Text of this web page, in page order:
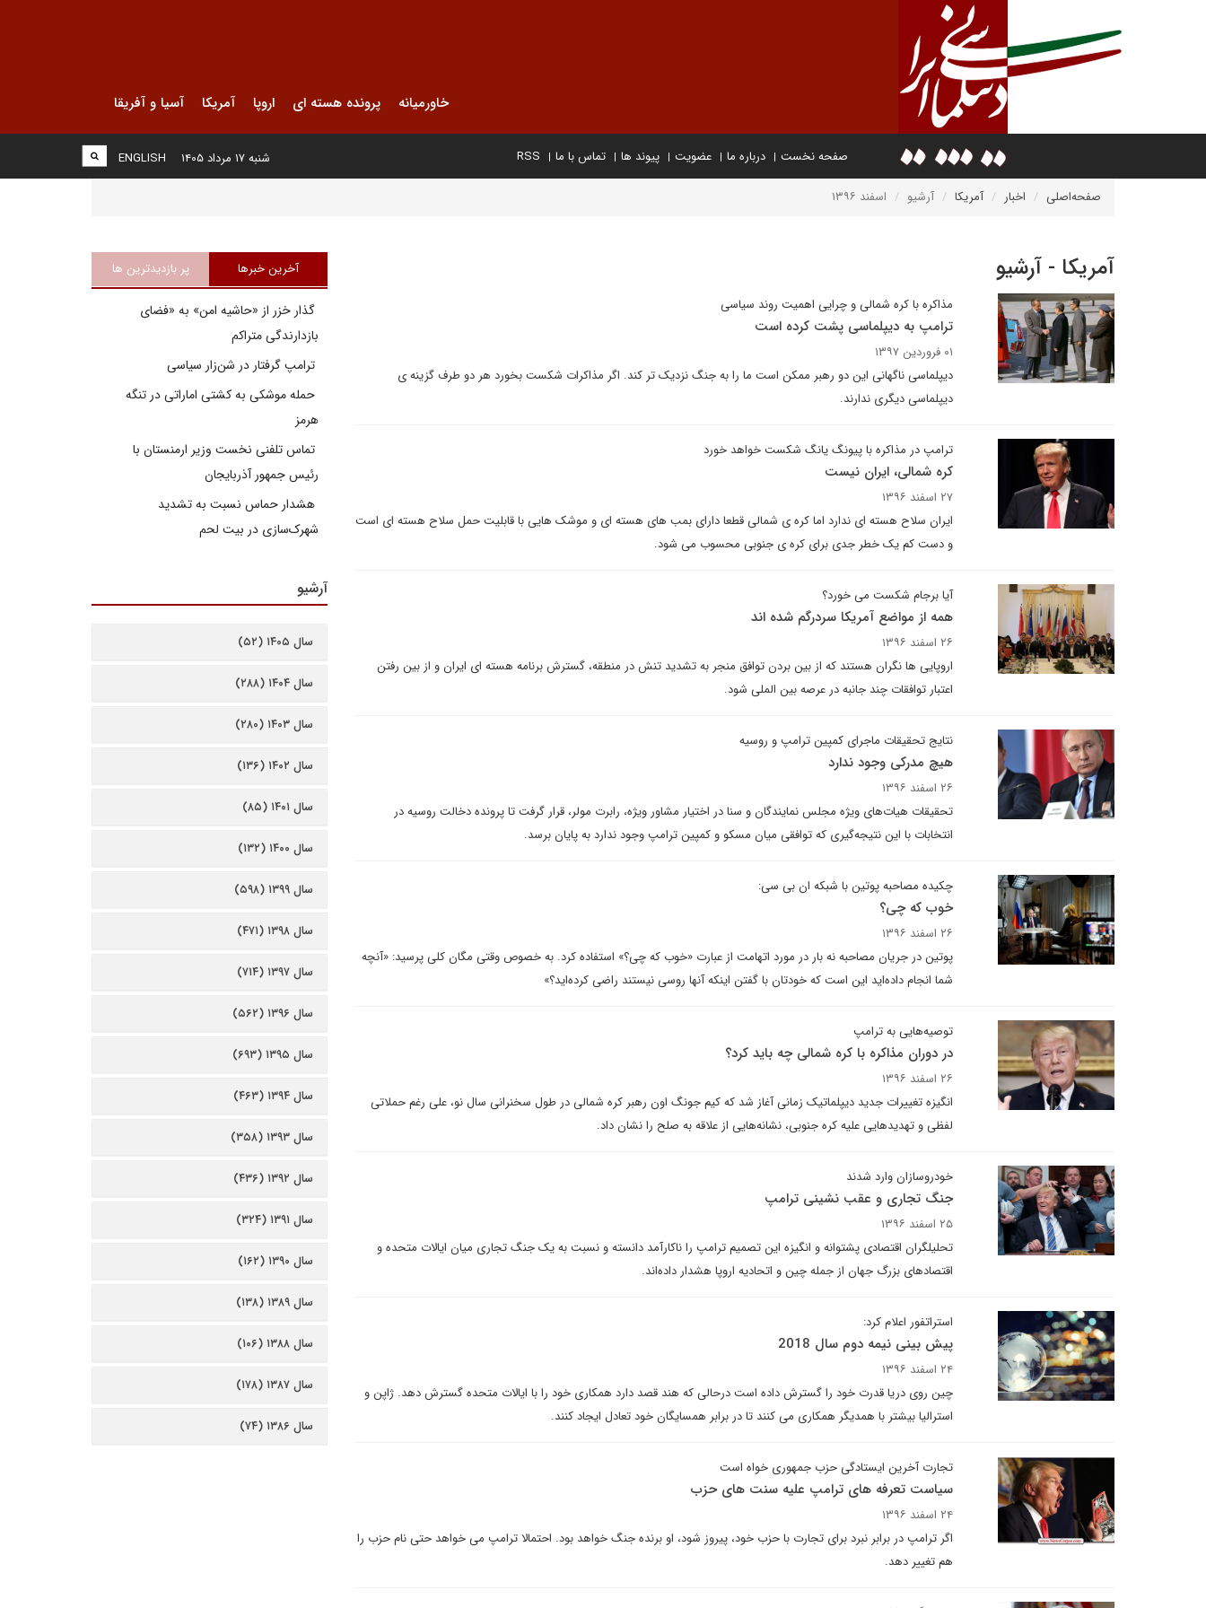
خاورمیانه پرونده هسته ای اروپا آمریکا آسیا و آفریقا
صفحه نخست درباره ما عضویت پیوند ها تماس با ما RSS
ENGLISH شنبه ۱۷ مرداد ۱۴۰۵
صفحه‌اصلی اخبار آمریکا آرشیو اسفند ۱۳۹۶
آمریکا - آرشیو
مذاکره با کره شمالی و چرایی اهمیت روند سیاسی
ترامپ به دیپلماسی پشت کرده است
۰۱ فروردین ۱۳۹۷
دیپلماسی ناگهانی این دو رهبر ممکن است ما را به جنگ نزدیک تر کند. اگر مذاکرات شکست بخورد هر دو طرف گزینه ی
دیپلماسی دیگری ندارند.
ترامپ در مذاکره با پیونگ یانگ شکست خواهد خورد
کره شمالی، ایران نیست
۲۷ اسفند ۱۳۹۶
ایران سلاح هسته ای ندارد اما کره ی شمالی قطعا دارای بمب های هسته ای و موشک هایی با قابلیت حمل سلاح هسته ای است
و دست کم یک خطر جدی برای کره ی جنوبی محسوب می شود.
آیا برجام شکست می خورد؟
همه از مواضع آمریکا سردرگم شده اند
۲۶ اسفند ۱۳۹۶
اروپایی ها نگران هستند که از بین بردن توافق منجر به تشدید تنش در منطقه، گسترش برنامه هسته ای ایران و از بین رفتن
اعتبار توافقات چند جانبه در عرصه بین الملی شود.
نتایج تحقیقات ماجرای کمپین ترامپ و روسیه
هیچ مدرکی وجود ندارد
۲۶ اسفند ۱۳۹۶
تحقیقات هیات‌های ویژه مجلس نمایندگان و سنا در اختیار مشاور ویژه، رابرت مولر، قرار گرفت تا پرونده دخالت روسیه در
انتخابات با این نتیجه‌گیری که توافقی میان مسکو و کمپین ترامپ وجود ندارد به پایان برسد.
چکیده مصاحبه پوتین با شبکه ان بی سی:
خوب که چی؟
۲۶ اسفند ۱۳۹۶
پوتین در جریان مصاحبه نه بار در مورد اتهامت از عبارت «خوب که چی؟» استفاده کرد. به خصوص وقتی مگان کلی پرسید: «آنچه
شما انجام داده‌اید این است که خودتان با گفتن اینکه آنها روسی نیستند راضی کرده‌اید؟»
توصیه‌هایی به ترامپ
در دوران مذاکره با کره شمالی چه باید کرد؟
۲۶ اسفند ۱۳۹۶
انگیزه تغییرات جدید دیپلماتیک زمانی آغاز شد که کیم جونگ اون رهبر کره شمالی در طول سخنرانی سال نو، علی رغم حملاتی
لفظی و تهدیدهایی علیه کره جنوبی، نشانه‌هایی از علاقه به صلح را نشان داد.
خودروسازان وارد شدند
جنگ تجاری و عقب نشینی ترامپ
۲۵ اسفند ۱۳۹۶
تحلیلگران اقتصادی پشتوانه و انگیزه این تصمیم ترامپ را ناکارآمد دانسته و نسبت به یک جنگ تجاری میان ایالات متحده و
اقتصادهای بزرگ جهان از جمله چین و اتحادیه اروپا هشدار داده‌اند.
استراتفور اعلام کرد:
پیش بینی نیمه دوم سال 2018
۲۴ اسفند ۱۳۹۶
چین روی دریا قدرت خود را گسترش داده است درحالی که هند قصد دارد همکاری خود را با ایالات متحده گسترش دهد. ژاپن و
استرالیا بیشتر با همدیگر همکاری می کنند تا در برابر همسایگان خود تعادل ایجاد کنند.
تجارت آخرین ایستادگی حزب جمهوری خواه است
سیاست تعرفه های ترامپ علیه سنت های حزب
۲۴ اسفند ۱۳۹۶
اگر ترامپ در برابر نبرد برای تجارت با حزب خود، پیروز شود، او برنده جنگ خواهد بود. احتمالا ترامپ می خواهد حتی نام حزب را
هم تغییر دهد.
آخرین خبرها پر بازدیدترین ها
گذار خزر از «حاشیه امن» به «فضای
بازدارندگی متراکم
ترامپ گرفتار در شن‌زار سیاسی
حمله موشکی به کشتی اماراتی در تنگه
هرمز
تماس تلفنی نخست وزیر ارمنستان با
رئیس جمهور آذربایجان
هشدار حماس نسبت به تشدید
شهرک‌سازی در بیت‌ لحم
آرشیو
سال ۱۴۰۵ (۵۲)
سال ۱۴۰۴ (۲۸۸)
سال ۱۴۰۳ (۲۸۰)
سال ۱۴۰۲ (۱۳۶)
سال ۱۴۰۱ (۸۵)
سال ۱۴۰۰ (۱۳۲)
سال ۱۳۹۹ (۵۹۸)
سال ۱۳۹۸ (۴۷۱)
سال ۱۳۹۷ (۷۱۴)
سال ۱۳۹۶ (۵۶۲)
سال ۱۳۹۵ (۶۹۳)
سال ۱۳۹۴ (۴۶۳)
سال ۱۳۹۳ (۳۵۸)
سال ۱۳۹۲ (۴۳۶)
سال ۱۳۹۱ (۳۲۴)
سال ۱۳۹۰ (۱۶۲)
سال ۱۳۸۹ (۱۳۸)
سال ۱۳۸۸ (۱۰۶)
سال ۱۳۸۷ (۱۷۸)
سال ۱۳۸۶ (۷۴)